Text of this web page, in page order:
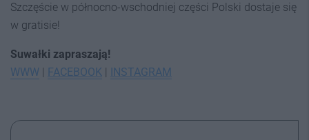
Szczęście w północno-wschodniej części Polski dostaje się
w gratisie!
Suwałki zapraszają!
WWW | FACEBOOK | INSTAGRAM